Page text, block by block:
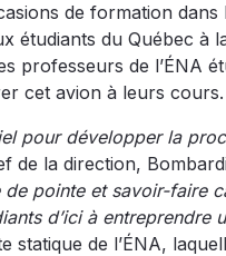
de formation dans
étudiants du Québec à
professeurs de l’ÉNA
cet avion à leurs cours.
pour développer la
de la direction,
pointe et savoir-faire
d’ici à entreprendre
statique de l’ÉNA,